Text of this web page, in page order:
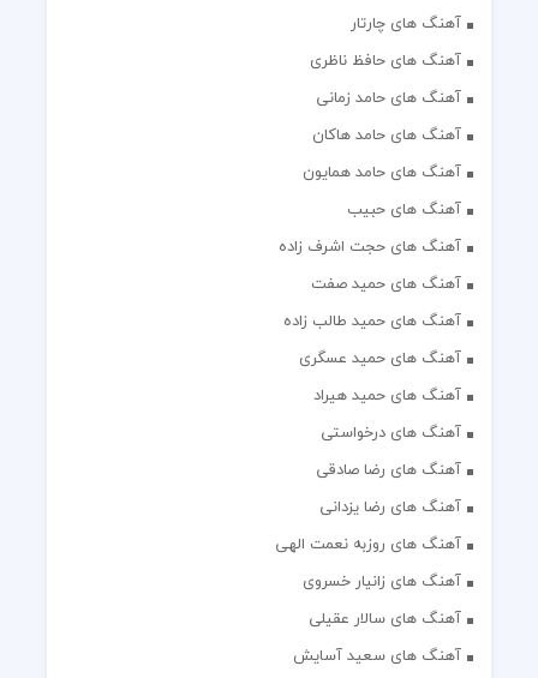
آهنگ های چارتار
آهنگ های حافظ ناظری
آهنگ های حامد زمانی
آهنگ های حامد هاکان
آهنگ های حامد همایون
آهنگ های حبیب
آهنگ های حجت اشرف زاده
آهنگ های حمید صفت
آهنگ های حمید طالب زاده
آهنگ های حمید عسگری
آهنگ های حمید هیراد
آهنگ های درخواستی
آهنگ های رضا صادقی
آهنگ های رضا یزدانی
آهنگ های روزبه نعمت الهی
آهنگ های زانیار خسروی
آهنگ های سالار عقیلی
آهنگ های سعید آسایش